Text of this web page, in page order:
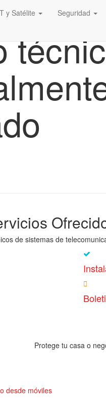
y Satélite Seguridad
de sistemas de
Protege tu casa o
desde móviles